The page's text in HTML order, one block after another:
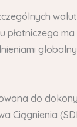
ma
do
Ciągnienia